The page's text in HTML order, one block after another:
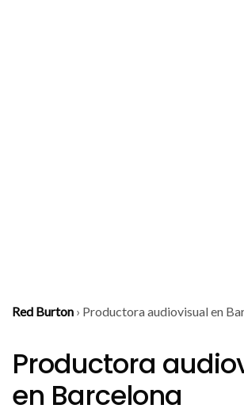
Red Burton › Productora audiovisual en
Productora
en Barcelona